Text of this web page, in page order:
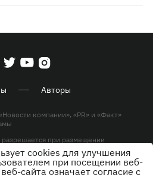
Авторы
компании», «PR» и «Факт»
при размещении
в первом абзаце.
Все права защищены.
cookies для улучшения
при посещении веб-
сайта означает согласие с